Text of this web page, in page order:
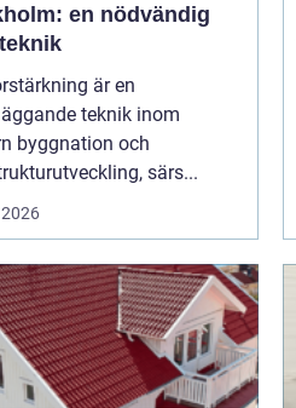
en nödvändig
är en
teknik inom
byggnation och
särs...